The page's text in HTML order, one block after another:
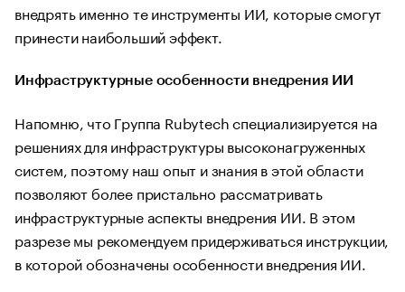
внедрять именно те инструменты ИИ, которые смогут
принести наибольший эффект.
Инфраструктурные особенности внедрения ИИ
Напомню, что Группа Rubytech специализируется на
решениях для инфраструктуры высоконагруженных
систем, поэтому наш опыт и знания в этой области
позволяют более пристально рассматривать
инфраструктурные аспекты внедрения ИИ. В этом
разрезе мы рекомендуем придерживаться инструкции,
в которой обозначены особенности внедрения ИИ.